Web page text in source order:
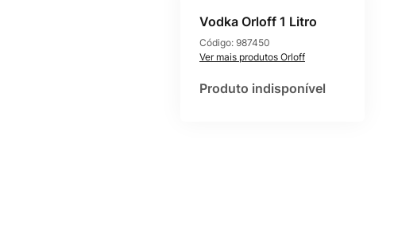
Vodka Orloff 1 Litro
Código: 987450
Orloff
Produto indisponível